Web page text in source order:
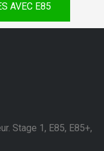
AVEC E85
Stage 1, E85, E85+,